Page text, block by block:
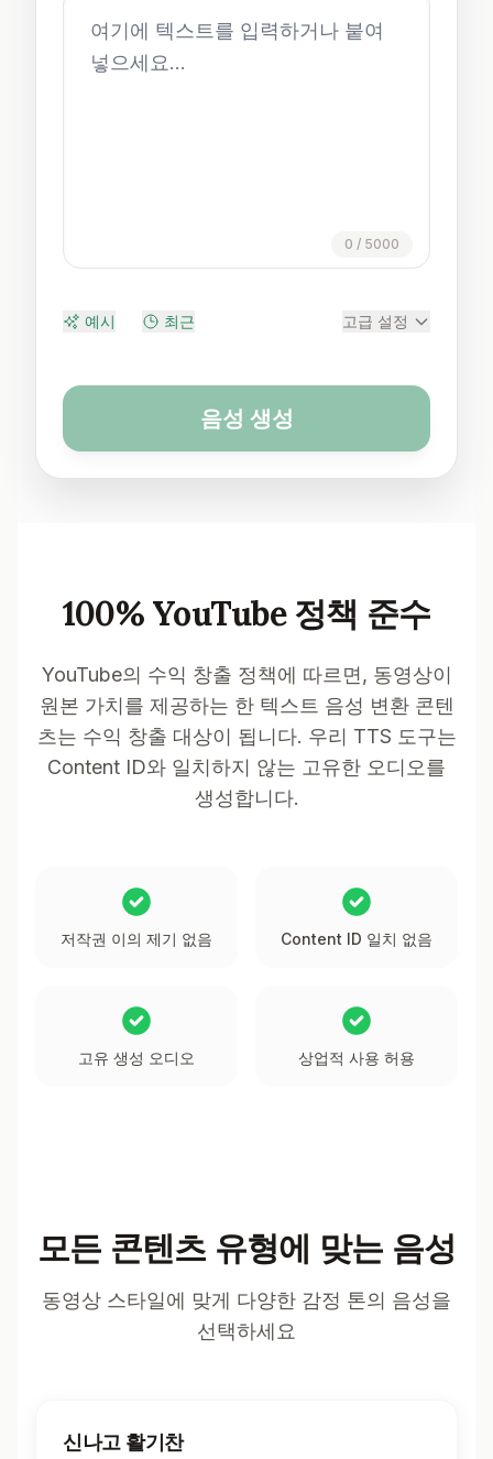
0 / 5000
예시 최근 고급 설정
음성 생성
100% YouTube 정책 준수
YouTube의 수익 창출 정책에 따르면, 동영상이
원본 가치를 제공하는 한 텍스트 음성 변환 콘텐
츠는 수익 창출 대상이 됩니다. 우리 TTS 도구는
Content ID와 일치하지 않는 고유한 오디오를
생성합니다.
저작권 이의 제기 없음 Content ID 일치 없음
고유 생성 오디오 상업적 사용 허용
모든 콘텐츠 유형에 맞는 음성
동영상 스타일에 맞게 다양한 감정 톤의 음성을
선택하세요
신나고 활기찬